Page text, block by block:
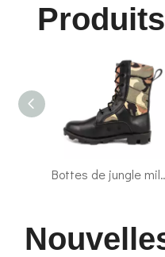
Malaysia Jungle Top Grain Le cuir en cuir bottes militaires 62103